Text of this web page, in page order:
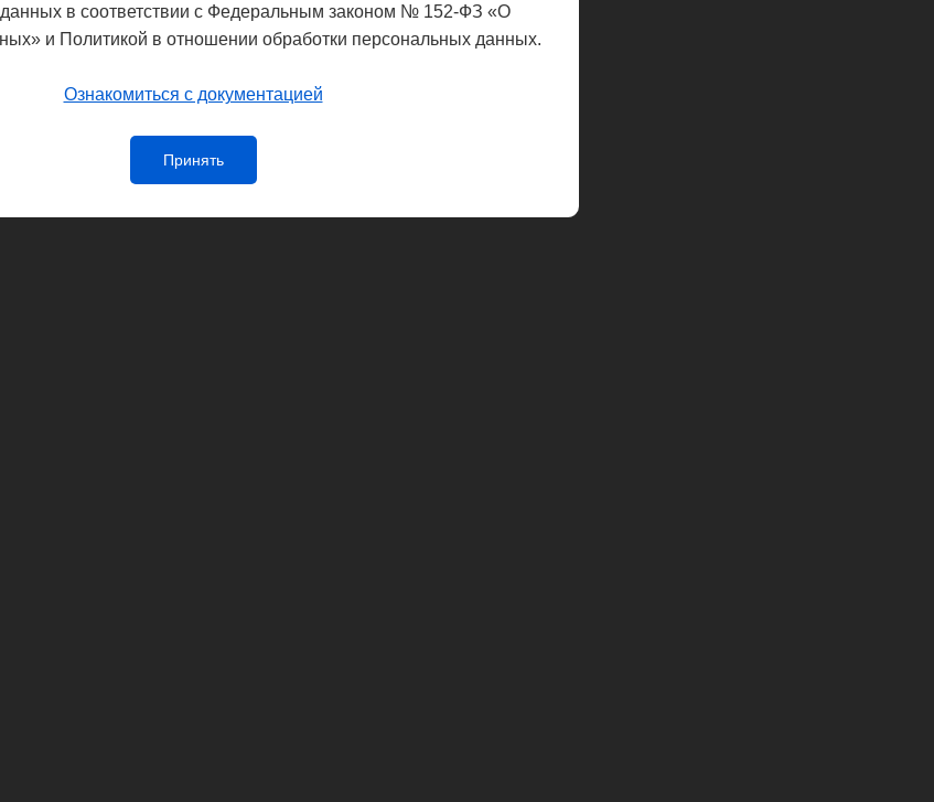
в соответствии с Федеральным законом № 152-ФЗ «О
и Политикой в отношении обработки персональных данных.
Ознакомиться с документацией
Принять